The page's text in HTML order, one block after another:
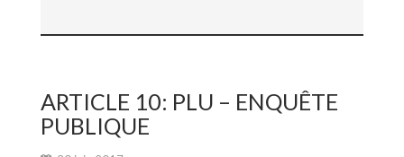
e
o
o
k
itt ta
er
ARTICLE 10: PLU – ENQUÊTE
PUBLIQUE